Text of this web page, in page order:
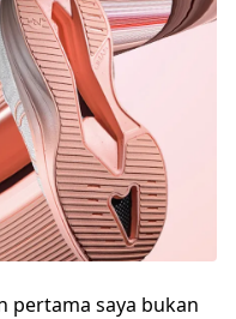
pertama saya bukan